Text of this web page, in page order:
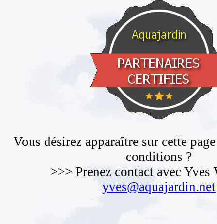
Vous désirez apparaître sur cette
conditions ?
>>> Prenez contact avec Yves
yves@aquajardin.net